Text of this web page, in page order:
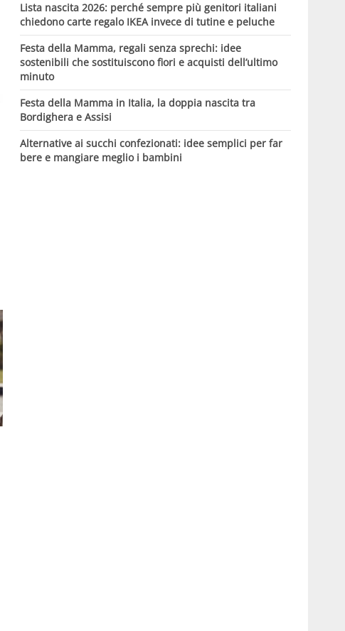
Lista nascita 2026: perché sempre più genitori italiani
chiedono carte regalo IKEA invece di tutine e peluche
Festa della Mamma, regali senza sprechi: idee
sostenibili che sostituiscono fiori e acquisti dell’ultimo
minuto
Festa della Mamma in Italia, la doppia nascita tra
Bordighera e Assisi
Alternative ai succhi confezionati: idee semplici per far
bere e mangiare meglio i bambini